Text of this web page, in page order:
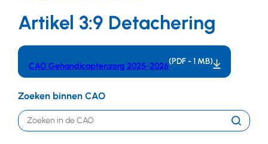
Artikel 3:9 Detachering
CAO Gehandicaptenzorg 2025-2026(PDF - 1 MB)
Zoeken binnen CAO
Trefwoord
Zoeken